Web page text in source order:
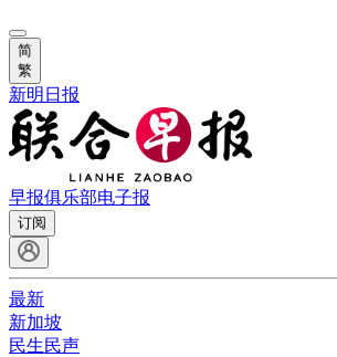
简
繁
新明日报
早报俱乐部电子报
订阅
最新
新加坡
民生民声